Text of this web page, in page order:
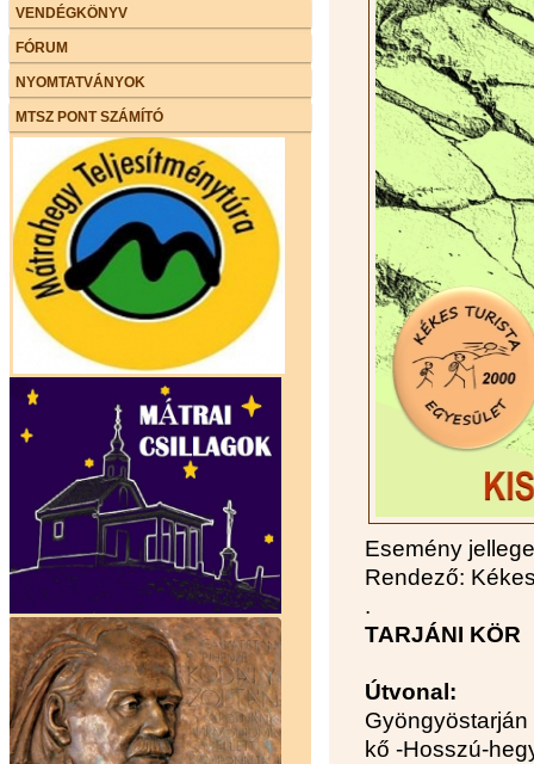
VENDÉGKÖNYV
FÓRUM
NYOMTATVÁNYOK
MTSZ PONT SZÁMÍTÓ
Esemény
Rendező:
.
TARJÁNI KÖR
Útvonal:
kő -Hosszú-